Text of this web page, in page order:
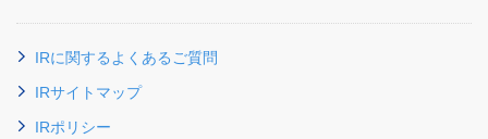
IRに関するよくあるご質問
IRサイトマップ
IRポリシー